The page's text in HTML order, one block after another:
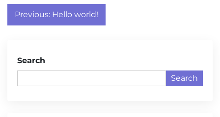
Post
navigation
Previous: Hello world!
Search
Search